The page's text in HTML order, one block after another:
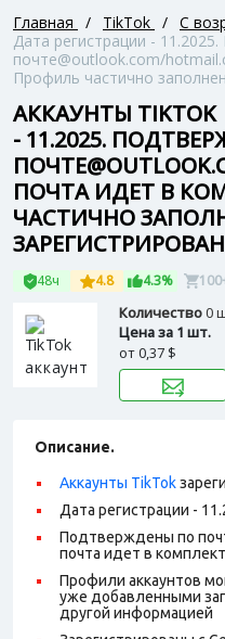
Главная / TikTok / С
Дата регистрации -
почте@outlook.com/
Профиль частично
АККАУНТЫ
- 11.2025.
ПОЧТА ИДЕТ В
ЧАСТИЧНО
48ч 4.8 4.3%
Количество0
Цена за 1 шт.
от0,37 $
Описание.
Аккаунты TikTok
Дата регистрации -
Подтверждены по
почта идет в
Профили аккаунтов
уже добавленными
другой информацией